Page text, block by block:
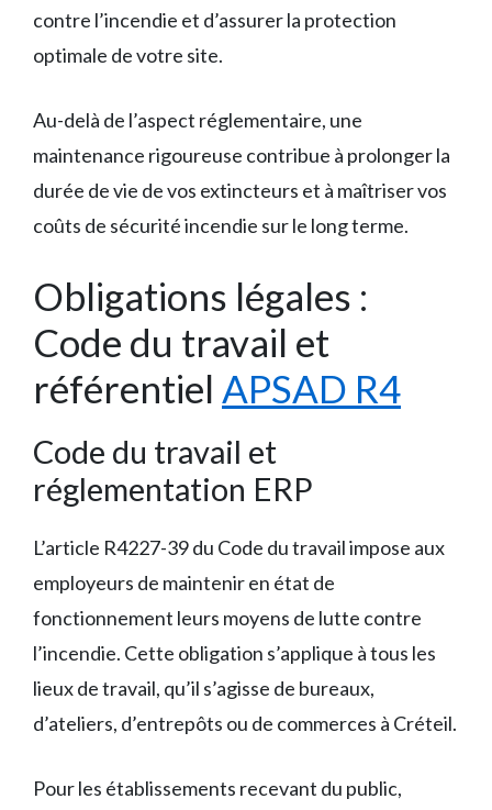
contre l’incendie et d’assurer la protection
optimale de votre site.
Au-delà de l’aspect réglementaire, une
maintenance rigoureuse contribue à prolonger la
durée de vie de vos extincteurs et à maîtriser vos
coûts de sécurité incendie sur le long terme.
Obligations légales :
Code du travail et
référentiel APSAD R4
Code du travail et
réglementation ERP
L’article R4227-39 du Code du travail impose aux
employeurs de maintenir en état de
fonctionnement leurs moyens de lutte contre
l’incendie. Cette obligation s’applique à tous les
lieux de travail, qu’il s’agisse de bureaux,
d’ateliers, d’entrepôts ou de commerces à Créteil.
Pour les établissements recevant du public,